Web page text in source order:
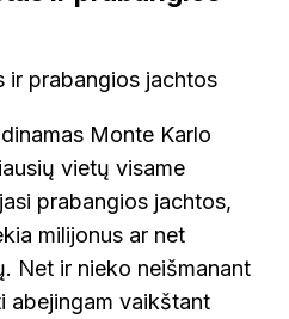
Monte Karlo
vietų visame
prabangios jachtos,
milijonus ar net
Net ir nieko neišmanant
abejingam vaikštant